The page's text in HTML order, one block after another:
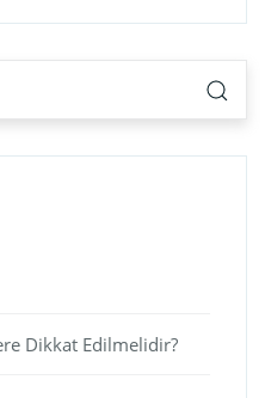
Dikkat Edilmelidir?